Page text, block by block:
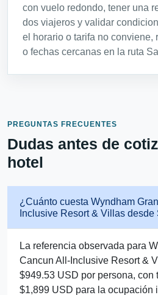
con vuelo redondo, tener una
dos viajeros y validar
el horario o tarifa no conviene,
o fechas cercanas en la ruta
PREGUNTAS FRECUENTES
Dudas antes de
hotel
¿Cuánto cuesta Wyndham
Inclusive Resort & Villas
La referencia observada para
Cancun All-Inclusive Resort &
$949.53 USD por persona, con
$1,899 USD para la ocupación